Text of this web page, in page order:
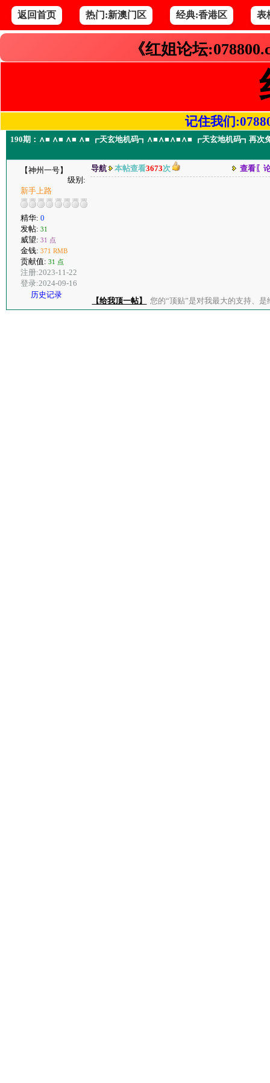
返回首页 热门:新澳门区 经典:香港区 表
《红姐论坛
记住我们
190期：∧■ ∧■ ∧■ ∧■ ┏天玄地机码┓∧■∧■∧■∧■ ┏天玄地机码┓再次免
【神州一号】
级别:
新手上路
精华: 0
发帖: 31
威望: 31 点
金钱: 371 RMB
贡献值: 31 点
注册:2023-11-22
登录:2024-09-16
历史记录
导航 本帖查看3673次 查看〖
【给我顶一帖】 您的“顶贴”是对我最大的支持、